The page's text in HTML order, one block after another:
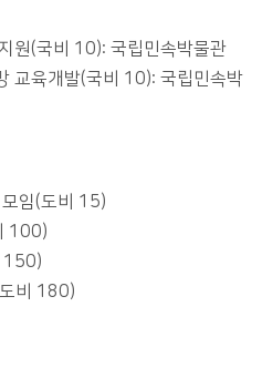
원(국비 10): 국립민속박물관
교육개발(국비 10): 국립민속박
임(도비 15)
100)
150)
비 180)